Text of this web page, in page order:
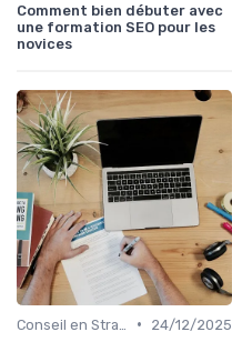
Comment bien débuter avec
une formation SEO pour les
novices
•
24/12/2025